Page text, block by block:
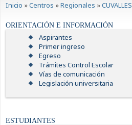
Inicio »Centros »Regionales »CUVALLES
ORIENTACIÓN E INFORMACIÓN
Aspirantes
Primer ingreso
Egreso
Trámites Control Escolar
Vías de comunicación
Legislación universitaria
ESTUDIANTES